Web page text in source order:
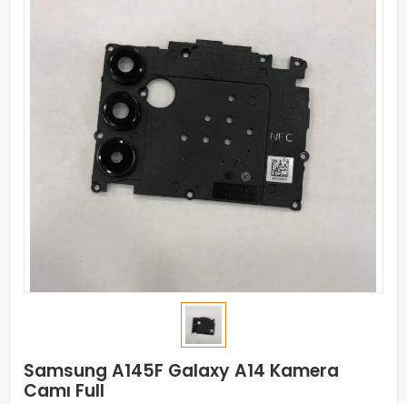
Samsung A145F Galaxy A14 Kamera
Camı Full